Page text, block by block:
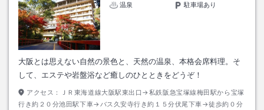
温泉
駐車場あり
大阪とは思えない自然の景色と、天然の温泉、本格会席料理。そ
して、エステや岩盤浴など癒しのひとときをどうぞ！
アクセス：
ＪＲ東海道線大阪駅東出口→私鉄阪急宝塚線梅田駅から宝塚
行き約２０分池田駅下車→バス久安寺行き約１５分伏尾下車→徒歩約０分